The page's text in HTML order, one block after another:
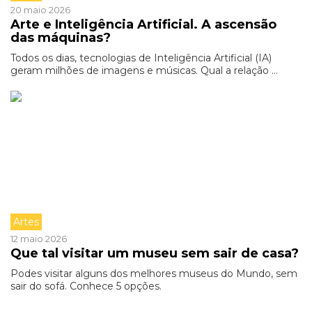
20 maio 2026
Arte e Inteligência Artificial. A ascensão
das máquinas?
Todos os dias, tecnologias de Inteligência Artificial (IA)
geram milhões de imagens e músicas. Qual a relação ...
Artes
12 maio 2026
Que tal visitar um museu sem sair de casa?
Podes visitar alguns dos melhores museus do Mundo, sem
sair do sofá. Conhece 5 opções.